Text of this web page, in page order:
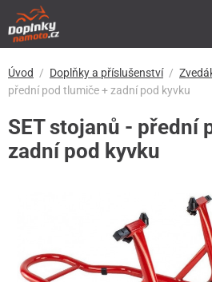
Úvod Doplňky a příslušenství
přední pod tlumiče + zadní pod kyvku
SET stojanů - přední
zadní pod kyvku